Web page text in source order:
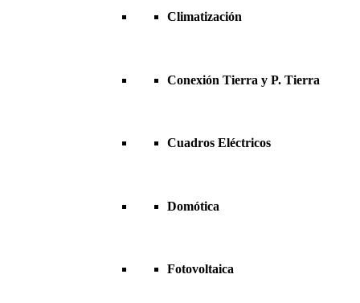
Climatización
Conexión Tierra y P. Tierra
Cuadros Eléctricos
Domótica
Fotovoltaica